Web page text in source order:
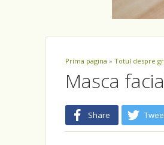
Prima pagina » Totul despre
Masca
Share